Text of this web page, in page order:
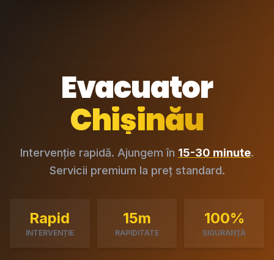
Evacuator
Chișinău
Intervenție rapidă. Ajungem în 15-30 minute.
Servicii premium la preț standard.
Rapid
INTERVENȚIE
15m
RAPIDITATE
100%
SIGURANȚĂ